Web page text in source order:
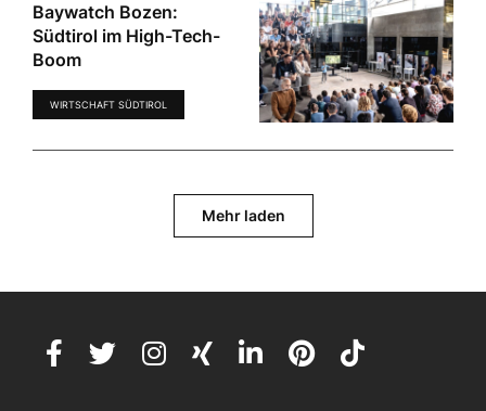
Baywatch Bozen:
Südtirol im High-Tech-
Boom
WIRTSCHAFT SÜDTIROL
Mehr laden